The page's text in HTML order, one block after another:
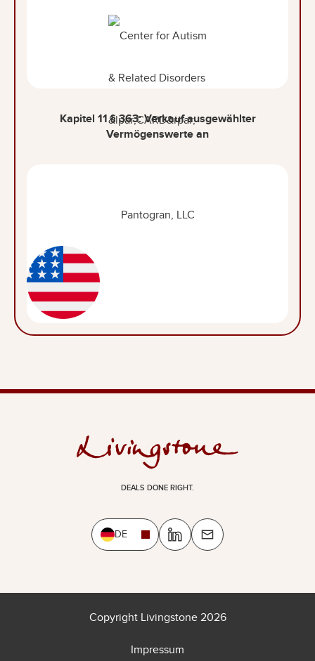
Kapitel 11 § 363: Verkauf ausgewählter
Vermögenswerte an
Pantogran, LLC
DEALS DONE RIGHT.
DE
Copyright Livingstone 2026
Impressum